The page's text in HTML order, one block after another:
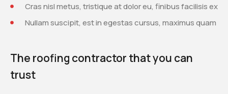
Cras nisl metus, tristique at dolor eu, finibus facilisis ex
Nullam suscipit, est in egestas cursus, maximus quam
The roofing contractor that you can
trust